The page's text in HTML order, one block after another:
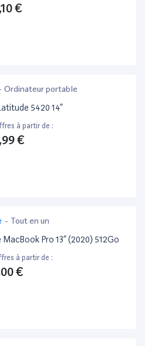
€
Ordinateur portable
5420 14”
à partir de :
€
- Tout en un
MacBook Pro 13” (2020) 512Go
à partir de :
€